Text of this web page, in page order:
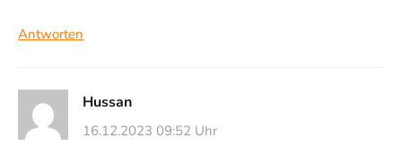
Antworten
Hussan
16.12.2023 09:52 Uhr